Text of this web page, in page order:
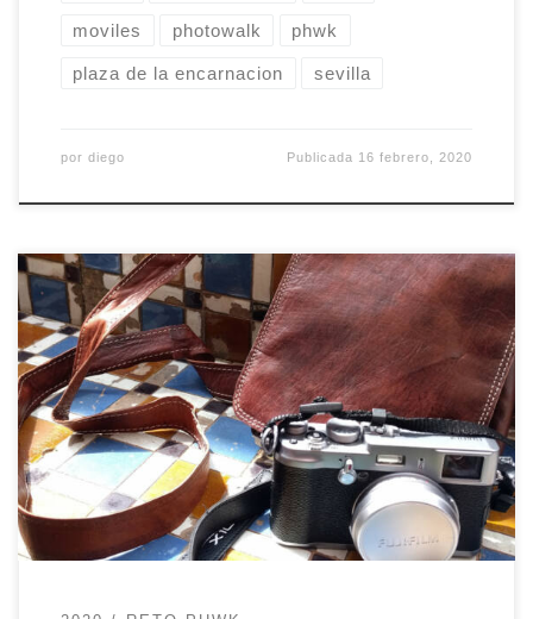
moviles photowalk phwk
plaza de la encarnacion sevilla
por diego Publicada 16 febrero, 2020
En este caso compartiremos nuestras fotos bajo
el tema: ➡️ MASCOTAS ⬅️ ¿Quieres participar?
Sigue estos sencillos pasos: Cuelga la foto en tu
perfil con el hashtag #retophwkfeb2020 Etiqueta
o menciona @phwksevilla porque así nos
enteramos que la has presentado. En algunas
ocasiones estar pendiente del hashtag no es
suficiente. […]